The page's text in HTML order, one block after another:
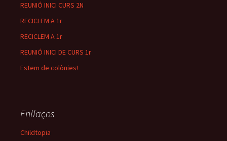
REUNIÓ INICI CURS 2N
RECICLEM A 1r
RECICLEM A 1r
REUNIÓ INICI DE CURS 1r
Estem de colònies!
Enllaços
Childtopia